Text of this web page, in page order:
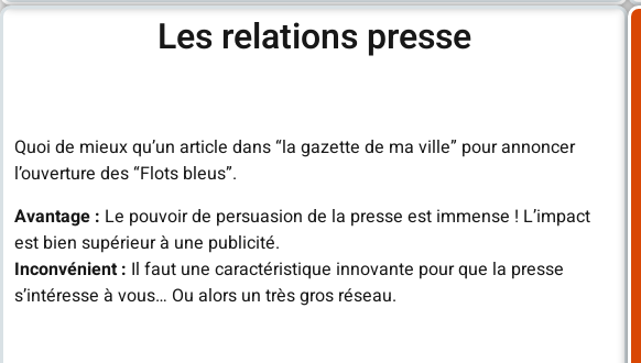
Les relations presse
Quoi de mieux qu’un article dans “la gazette de ma ville” pour annoncer
l’ouverture des “Flots bleus”.
Avantage : Le pouvoir de persuasion de la presse est immense ! L’impact
est bien supérieur à une publicité.
Inconvénient : Il faut une caractéristique innovante pour que la presse
s’intéresse à vous… Ou alors un très gros réseau.